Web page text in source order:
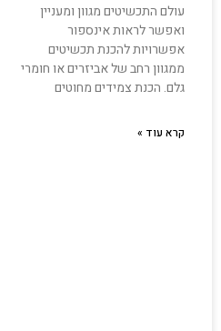
עולם התכשיטים מגוון ומעניין
ואפשר לראות אינספור
אפשרויות להכנת תכשיטים
ממגוון רחב של אביזרים או חומרי
גלם. הכנת צמידים מחוטים
קרא עוד »